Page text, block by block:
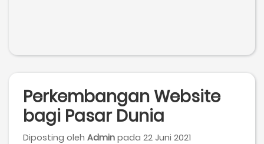
Perkembangan Website
bagi Pasar Dunia
Diposting oleh Admin pada 22 Juni 2021